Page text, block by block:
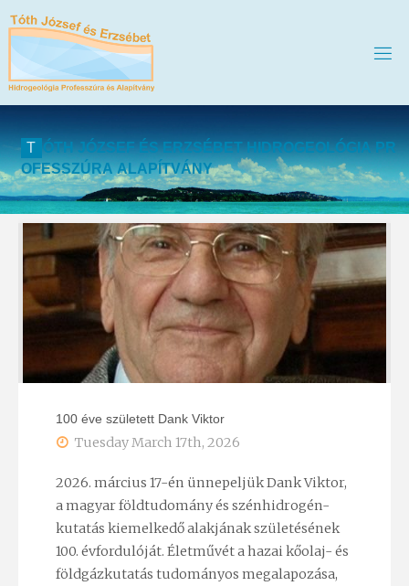
T ÓT H J ÓZS E F ÉS E RZSÉ BET H DROG EOLÓG A P R
OFESSZÚ RA ALAPÍTVÁNY
100 éve született Dank Viktor
Tuesday March 17th, 2026
2026. március 17-én ünnepeljük Dank Viktor,
a magyar földtudomány és szénhidrogén-
kutatás kiemelkedő alakjának születésének
100. évfordulóját. Életművét a hazai kőolaj- és
földgázkutatás tudományos megalapozása,